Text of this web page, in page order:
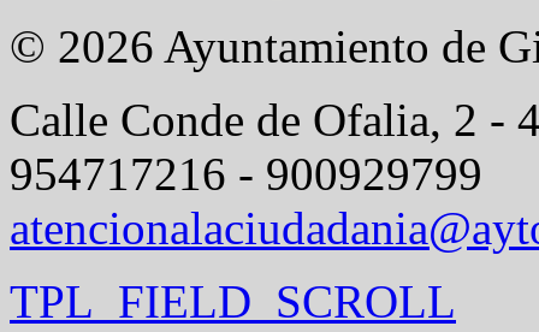
© 2026 Ayuntamiento de
Calle Conde de Ofalia, 2 -
954717216 - 900929799
TPL_FIELD_SCROLL